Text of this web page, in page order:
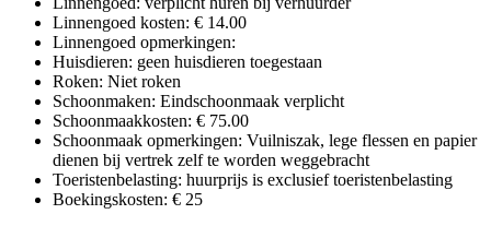
Linnengoed kosten: € 14.00
Linnengoed opmerkingen:
Huisdieren: geen huisdieren toegestaan
Roken: Niet roken
Schoonmaken: Eindschoonmaak verplicht
Schoonmaakkosten: € 75.00
Schoonmaak opmerkingen: Vuilniszak, lege flessen en papier
dienen bij vertrek zelf te worden weggebracht
Toeristenbelasting: huurprijs is exclusief toeristenbelasting
Boekingskosten: € 25